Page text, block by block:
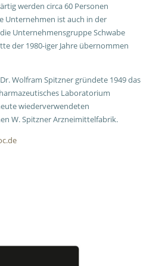
werden circa 60 Personen
Unternehmen ist auch in der
Unternehmensgruppe Schwabe
der 1980-iger Jahre übernommen
Wolfram Spitzner gründete 1949 das
Laboratorium
wiederverwendeten
W. Spitzner Arzneimittelfabrik.